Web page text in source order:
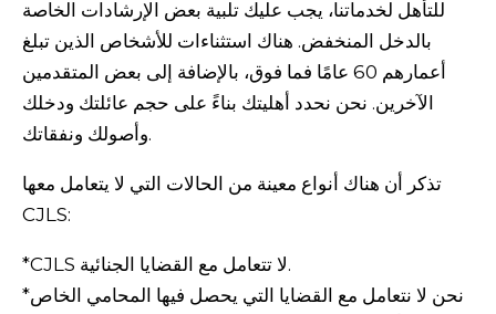
للتأهل لخدماتنا، يجب عليك تلبية بعض الإرشادات الخاصة
بالدخل المنخفض. هناك استثناءات للأشخاص الذين تبلغ
أعمارهم 60 عامًا فما فوق، بالإضافة إلى بعض المتقدمين
الآخرين. نحن نحدد أهليتك بناءً على حجم عائلتك ودخلك
وأصولك ونفقاتك.
تذكر أن هناك أنواع معينة من الحالات التي لا يتعامل معها
CJLS:
*CJLS لا تتعامل مع القضايا الجنائية.
*نحن لا نتعامل مع القضايا التي يحصل فيها المحامي الخاص